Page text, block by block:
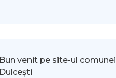
Bun venit pe site-ul comunei
Dulcești